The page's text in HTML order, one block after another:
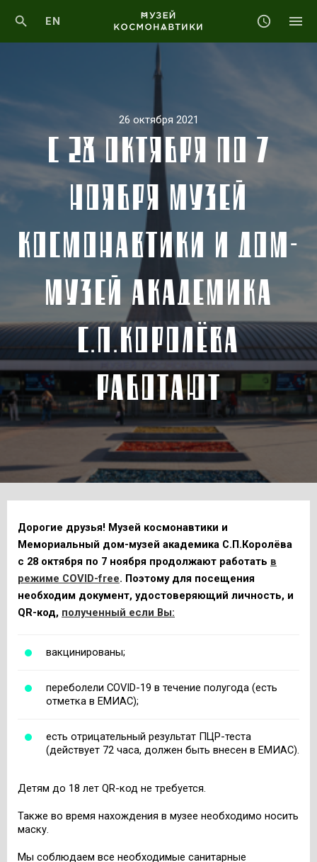
EN
26 октября 2021
С 28 ОКТЯБРЯ ПО 7
НОЯБРЯ МУЗЕЙ
КОСМОНАВТИКИ И ДОМ-
МУЗЕЙ АКАДЕМИКА
С.П.КОРОЛЁВА
РАБОТАЮТ
Дорогие друзья! Музей космонавтики и
Мемориальный дом-музей академика С.П.Королёва
с 28 октября по 7 ноября продолжают работать в
режиме COVID-free. Поэтому для посещения
необходим документ, удостоверяющий личность, и
QR-код, полученный если Вы:
вакцинированы;
переболели COVID-19 в течение полугода (есть
отметка в ЕМИАС);
есть отрицательный результат ПЦР-теста
(действует 72 часа, должен быть внесен в ЕМИАС).
Детям до 18 лет QR-код не требуется.
Также во время нахождения в музее необходимо носить
маску.
Мы соблюдаем все необходимые санитарные